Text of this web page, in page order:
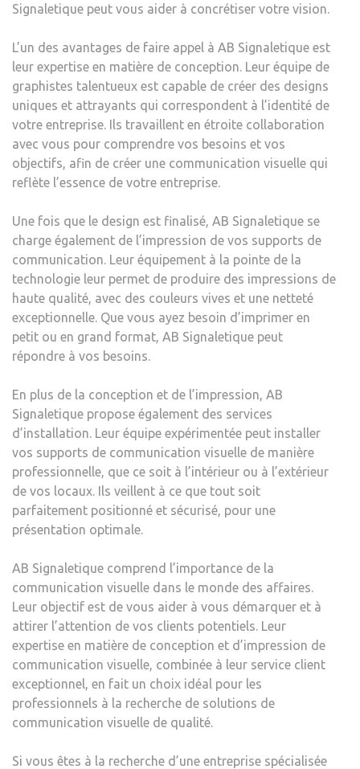
Signaletique peut vous aider à concrétiser votre vision.
L’un des avantages de faire appel à AB Signaletique est
leur expertise en matière de conception. Leur équipe de
graphistes talentueux est capable de créer des designs
uniques et attrayants qui correspondent à l’identité de
votre entreprise. Ils travaillent en étroite collaboration
avec vous pour comprendre vos besoins et vos
objectifs, afin de créer une communication visuelle qui
reflète l’essence de votre entreprise.
Une fois que le design est finalisé, AB Signaletique se
charge également de l’impression de vos supports de
communication. Leur équipement à la pointe de la
technologie leur permet de produire des impressions de
haute qualité, avec des couleurs vives et une netteté
exceptionnelle. Que vous ayez besoin d’imprimer en
petit ou en grand format, AB Signaletique peut
répondre à vos besoins.
En plus de la conception et de l’impression, AB
Signaletique propose également des services
d’installation. Leur équipe expérimentée peut installer
vos supports de communication visuelle de manière
professionnelle, que ce soit à l’intérieur ou à l’extérieur
de vos locaux. Ils veillent à ce que tout soit
parfaitement positionné et sécurisé, pour une
présentation optimale.
AB Signaletique comprend l’importance de la
communication visuelle dans le monde des affaires.
Leur objectif est de vous aider à vous démarquer et à
attirer l’attention de vos clients potentiels. Leur
expertise en matière de conception et d’impression de
communication visuelle, combinée à leur service client
exceptionnel, en fait un choix idéal pour les
professionnels à la recherche de solutions de
communication visuelle de qualité.
Si vous êtes à la recherche d’une entreprise spécialisée